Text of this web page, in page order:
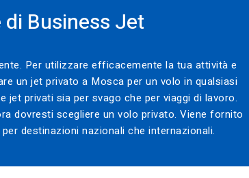
Business Jet
Per utilizzare efficacemente la tua attività e
un jet privato a Mosca per un volo in qualsiasi
privati sia per svago che per viaggi di lavoro.
dovresti scegliere un volo privato. Viene fornito
destinazioni nazionali che internazionali.